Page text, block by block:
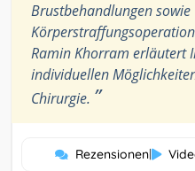
Brustbehandlungen sowie
Ramin Khorram erläutert
individuellen
Chirurgie. ”
Rezensionen|